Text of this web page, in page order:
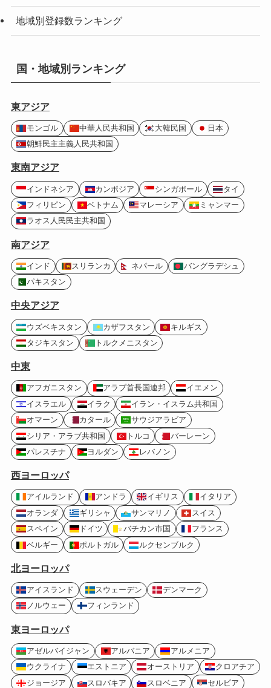
地域別登録数ランキング
国・地域別ランキング
東アジア
モンゴル 中華人民共和国 大韓民国
日本
朝鮮民主主義人民共和国
東南アジア
インドネシア カンボジア シンガポール
タイ
フィリピン
ベトナム マレーシア
ミャンマー
ラオス人民民主共和国
南アジア
インド スリランカ ネパール
バングラデシュ
パキスタン
中央アジア
ウズベキスタン カザフスタン
キルギス
タジキスタン
トルクメニスタン
中東
アフガニスタン アラブ首長国連邦
イエメン
イスラエル
イラク
イラン・イスラム共和国
オマーン
カタール
サウジアラビア
シリア・アラブ共和国
トルコ
バーレーン
パレスチナ
ヨルダン レバノン
西ヨーロッパ
アイルランド アンドラ イギリス
イタリア
オランダ
ギリシャ サンマリノ
スイス
スペイン
ドイツ バチカン市国
フランス
ベルギー
ポルトガル ルクセンブルク
北ヨーロッパ
アイスランド スウェーデン
デンマーク
ノルウェー
フィンランド
東ヨーロッパ
アゼルバイジャン アルバニア
アルメニア
ウクライナ
エストニア オーストリア
クロアチア
ジョージア
スロバキア スロベニア
セルビア